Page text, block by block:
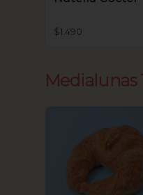
$1.490
Medialunas